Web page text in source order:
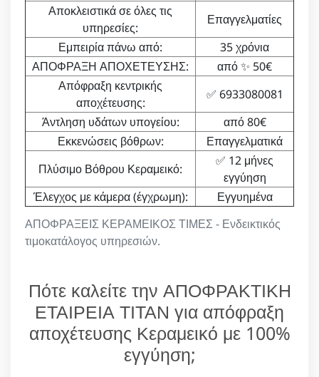
ΑΠΟΦΡΑΞΕΙΣ ΚΕΡΑΜΕΙΚΟΣ ΤΙΜΕΣ - Ενδεικτικός
τιμοκατάλογος υπηρεσιών.
Αποκλειστικά σε όλες τις
υπηρεσίες:
Επαγγελματίες
Εμπειρία πάνω από:
35 χρόνια
ΑΠΟΦΡΑΞΗ ΑΠΟΧΕΤΕΥΣΗΣ:
από ✨ 50€
Απόφραξη κεντρικής
αποχέτευσης:
✅ 6933080081
Άντληση υδάτων υπογείου:
από 80€
Εκκενώσεις βόθρων:
Επαγγελματικά
Πλύσιμο Βόθρου Κεραμεικό:
✅ 12 μήνες
εγγύηση
Έλεγχος με κάμερα (έγχρωμη):
Εγγυημένα
Πότε καλείτε την ΑΠΟΦΡΑΚΤΙΚΗ
ΕΤΑΙΡΕΙΑ ΤΙΤΑΝ για απόφραξη
αποχέτευσης Κεραμεικό με 100%
εγγύηση;